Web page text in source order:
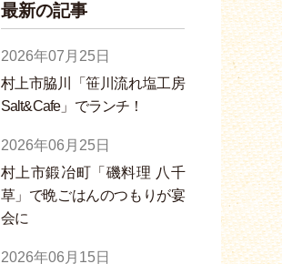
最新の記事
2026年07月25日
村上市脇川「笹川流れ塩工房
Salt&Cafe」でランチ！
2026年06月25日
村上市鍛冶町「磯料理 八千
草」で晩ごはんのつもりが宴
会に
2026年06月15日